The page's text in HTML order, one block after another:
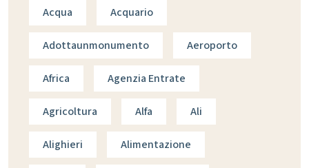
Acqua Acquario
Adottaunmonumento Aeroporto
Africa Agenzia Entrate
Agricoltura Alfa Ali
Alighieri Alimentazione